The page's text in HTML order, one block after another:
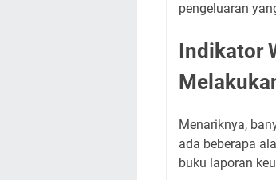
pengeluaran
Indikator
Menariknya,
ada beberapa
buku laporan